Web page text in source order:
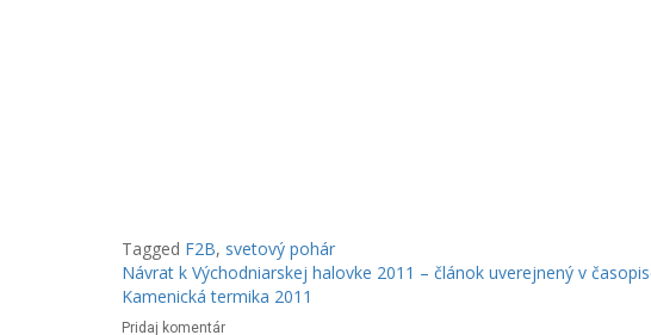
Tagged F2B, svetový pohár
Navigácia
v
Návrat k Východniarskej halovke 2011 – článok uverejnený v
Kamenická termika 2011
Pridaj komentár